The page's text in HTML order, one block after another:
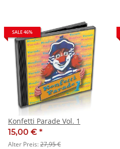
SALE 46%
Konfetti Parade Vol. 1
15,00 € *
Alter Preis:27,95 €